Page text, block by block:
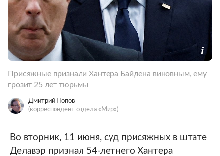
Присяжные признали Хантера Байдена виновным, ему
грозит 25 лет тюрьмы
Дмитрий Попов
(корреспондент отдела «Мир»)
Во вторник, 11 июня, суд присяжных в штате
Делавэр признал 54-летнего Хантера